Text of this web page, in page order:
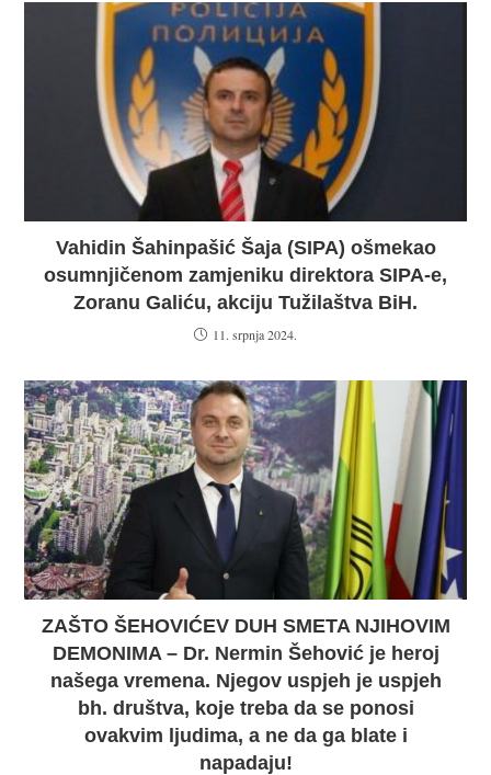
Vahidin Šahinpašić Šaja (SIPA) ošmekao
osumnjičenom zamjeniku direktora SIPA-e,
Zoranu Galiću, akciju Tužilaštva BiH.
11. srpnja 2024.
ZAŠTO ŠEHOVIĆEV DUH SMETA NJIHOVIM
DEMONIMA – Dr. Nermin Šehović je heroj
našega vremena. Njegov uspjeh je uspjeh
bh. društva, koje treba da se ponosi
ovakvim ljudima, a ne da ga blate i
napadaju!